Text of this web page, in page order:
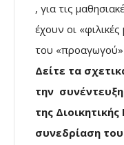
, για τις
έχουν οι
του «προαγωγού»
Δείτε τα
την
της
συνεδρίαση